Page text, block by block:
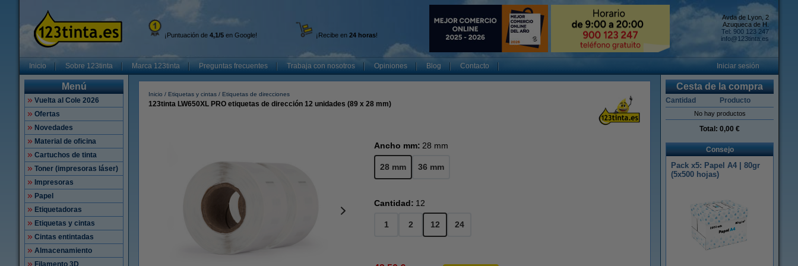
¡Puntuación de 4,1/5 en Google! ¡Recibe en 24 horas!
Avda de Lyon, 2
Azuqueca de H.
Tel: 900 123 247
info@123tinta.es
Inicio Sobre 123tinta Marca 123tinta Preguntas frecuentes Trabaja con nosotros Opiniones Blog Contacto Iniciar sesión
Menú
Vuelta al Cole 2026
Ofertas
Novedades
Material de oficina
Cartuchos de tinta
Toner (impresoras láser)
Impresoras
Papel
Etiquetadoras
Etiquetas y cintas
Cintas entintadas
Almacenamiento
Filamento 3D
Inicio Etiquetas y cintas Etiquetas de direcciones
123tinta LW650XL PRO etiquetas de dirección 12 unidades (89 x 28 mm)
Ancho mm: 28 mm
28 mm 36 mm
Cantidad: 12
1 2 12 24
Cesta de la compra
Cantidad Producto
No hay productos
Total: 0,00 €
Consejo
Pack x5: Papel A4 | 80gr
(5x500 hojas)